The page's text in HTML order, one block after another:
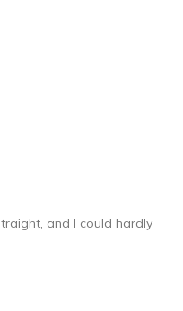
and I could hardly